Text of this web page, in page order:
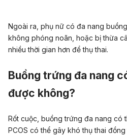
Ngoài ra, phụ nữ có đa nang
không phóng noãn, hoặc bị thừa
nhiều thời gian hơn để thụ thai.
Buồng trứng đa nang
được không?
Rốt cuộc, buồng trứng đa nang có
PCOS có thể gây khó thụ thai